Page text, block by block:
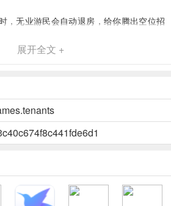
，无业游民会自动退房，给你腾出空位招
”之前，尽量不要招需要吃饭的房客，因
的需求，会给差评。
的员工会离职，需要重新招募。所以在升
某种职业人数过多，可能会导致需求无法
降低。
展开全文 +